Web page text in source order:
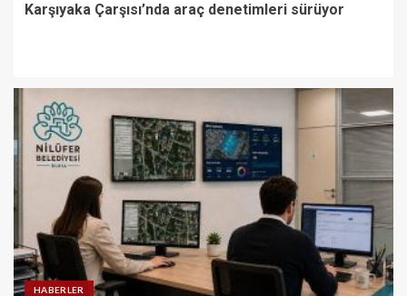
Karşıyaka Çarşısı’nda araç denetimleri sürüyor
HABERLER